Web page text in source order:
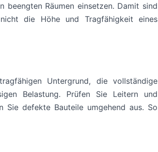
Räumen einsetzen. Damit sind
die Höhe und Tragfähigkeit eines
Untergrund, die vollständige
Belastung. Prüfen Sie Leitern und
Sie defekte Bauteile umgehend aus. So